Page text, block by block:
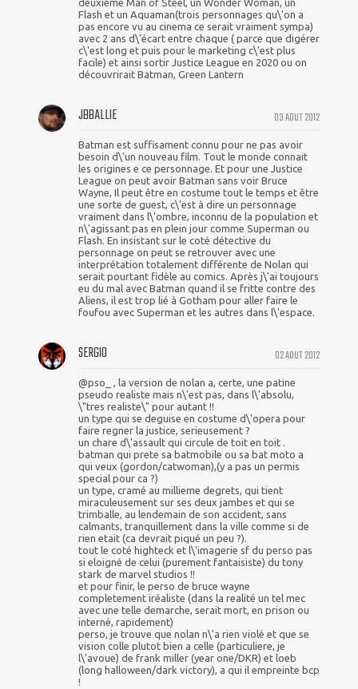
deuxième Man of Steel, un Wonder Woman, un
Flash et un Aquaman(trois personnages qu\'on a
pas encore vu au cinema ce serait vraiment sympa)
avec 2 ans d\'écart entre chaque ( parce que digérer
c\'est long et puis pour le marketing c\'est plus
facile) et ainsi sortir Justice League en 2020 ou on
découvrirait Batman, Green Lantern
03 AOUT 2012
JBBALLIE
Batman est suffisament connu pour ne pas avoir
besoin d\'un nouveau film. Tout le monde connait
les origines e ce personnage. Et pour une Justice
League on peut avoir Batman sans voir Bruce
Wayne, Il peut être en costume tout le temps et être
une sorte de guest, c\'est à dire un personnage
vraiment dans l\'ombre, inconnu de la population et
n\'agissant pas en plein jour comme Superman ou
Flash. En insistant sur le coté détective du
personnage on peut se retrouver avec une
interprétation totalement différente de Nolan qui
serait pourtant fidèle au comics. Après j\'ai toujours
eu du mal avec Batman quand il se fritte contre des
Aliens, il est trop lié à Gotham pour aller faire le
foufou avec Superman et les autres dans l\'espace.
02 AOUT 2012
SERGIO
@pso_ , la version de nolan a, certe, une patine
pseudo realiste mais n\'est pas, dans l\'absolu,
\"tres realiste\" pour autant !!
un type qui se deguise en costume d\'opera pour
faire regner la justice, serieusement ?
un chare d\'assault qui circule de toit en toit .
batman qui prete sa batmobile ou sa bat moto a
qui veux (gordon/catwoman),(y a pas un permis
special pour ca ?)
un type, cramé au millieme degrets, qui tient
miraculeusement sur ses deux jambes et qui se
trimballe, au lendemain de son accident, sans
calmants, tranquillement dans la ville comme si de
rien etait (ca devrait piqué un peu ?).
tout le coté highteck et l\'imagerie sf du perso pas
si eloigné de celui (purement fantaisiste) du tony
stark de marvel studios !!
et pour finir, le perso de bruce wayne
completement iréaliste (dans la realité un tel mec
avec une telle demarche, serait mort, en prison ou
interné, rapidement)
perso, je trouve que nolan n\'a rien violé et que se
vision colle plutot bien a celle (particuliere, je
l\'avoue) de frank miller (year one/DKR) et loeb
(long halloween/dark victory), a qui il empreinte bcp
!